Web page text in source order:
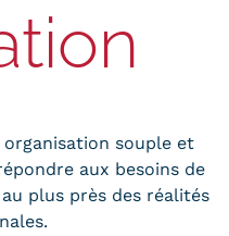
organisation souple et
aux besoins de
plus près des réalités